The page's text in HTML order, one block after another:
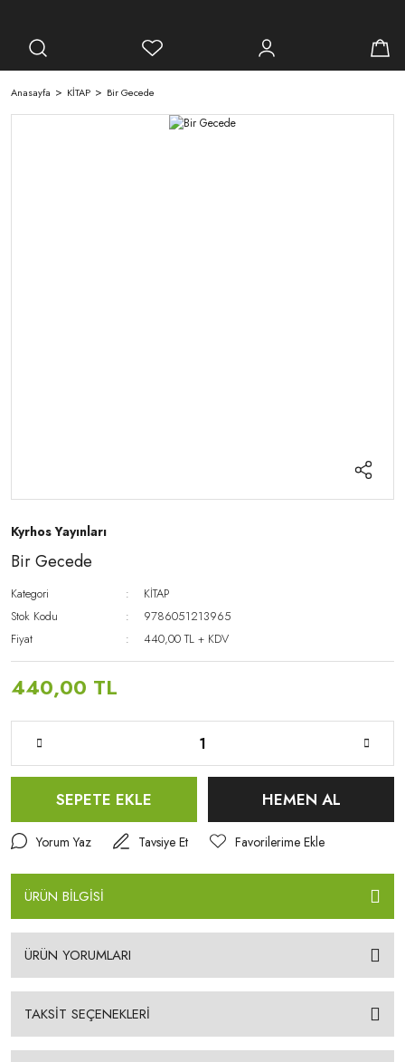
Anasayfa KİTAP Bir Gecede
Kyrhos Yayınları
Bir Gecede
Kategori
KİTAP
Stok Kodu
9786051213965
Fiyat
440,00 TL + KDV
440,00 TL
SEPETE EKLE HEMEN AL
Yorum Yaz Tavsiye Et
ÜRÜN BİLGİSİ
ÜRÜN YORUMLARI
TAKSİT SEÇENEKLERİ